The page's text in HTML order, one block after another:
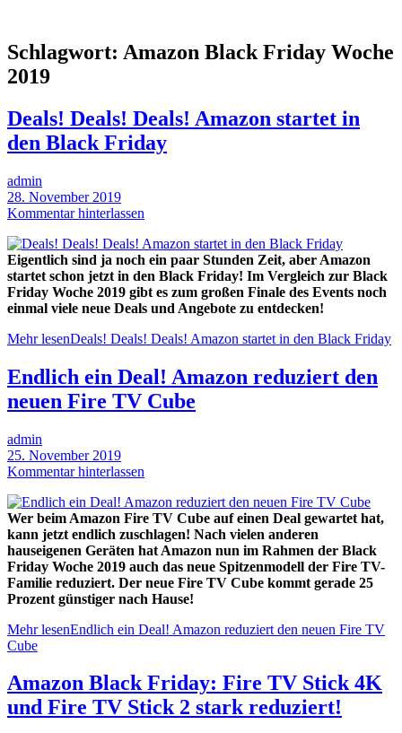
Schlagwort: Amazon Black Friday Woche
2019
Deals! Deals! Deals! Amazon startet in
den Black Friday
admin
28. November 2019
Kommentar hinterlassen
Eigentlich sind ja noch ein paar Stunden Zeit, aber Amazon
startet schon jetzt in den Black Friday! Im Vergleich zur Black
Friday Woche 2019 gibt es zum großen Finale des Events noch
einmal viele neue Deals und Angebote zu entdecken!
Mehr lesenDeals! Deals! Deals! Amazon startet in den Black Friday
Endlich ein Deal! Amazon reduziert den
neuen Fire TV Cube
admin
25. November 2019
Kommentar hinterlassen
Wer beim Amazon Fire TV Cube auf einen Deal gewartet hat,
kann jetzt endlich zuschlagen! Nach vielen anderen
hauseigenen Geräten hat Amazon nun im Rahmen der Black
Friday Woche 2019 auch das neue Spitzenmodell der Fire TV-
Familie reduziert. Der neue Fire TV Cube kommt gerade 25
Prozent günstiger nach Hause!
Mehr lesenEndlich ein Deal! Amazon reduziert den neuen Fire TV
Cube
Amazon Black Friday: Fire TV Stick 4K
und Fire TV Stick 2 stark reduziert!